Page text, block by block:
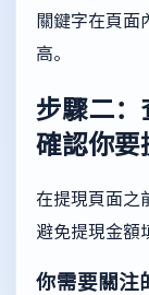
關鍵字在頁面
高。
步驟二：
確認你要
在提現頁面之
避免提現金額
你需要關注